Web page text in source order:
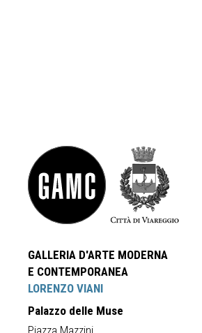
GALLERIA D'ARTE MODERNA
E CONTEMPORANEA
LORENZO VIANI
Palazzo delle Muse